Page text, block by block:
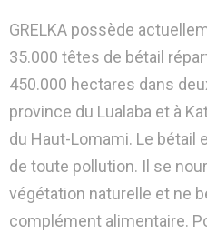
GRELKA possède
35.000 têtes de bétail
450.000 hectares dans
province du Lualaba et à
du Haut-Lomami. Le bétail
de toute pollution. Il se
végétation naturelle et ne
complément alimentaire.